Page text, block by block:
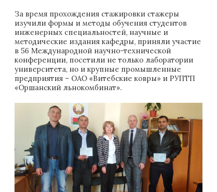
За время прохождения стажировки стажеры
изучили формы и методы обучения студентов
инженерных специальностей, научные и
методические издания кафедры, приняли участие
в 56 Международной научно-технической
конференции, посетили не только лаборатории
университета, но и крупные промышленные
предприятия – ОАО «Витебские ковры» и РУПТП
«Оршанский льнокомбинат».